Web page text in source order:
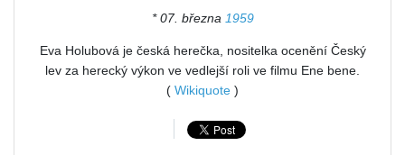
* 07. března 1959
Eva Holubová je česká herečka, nositelka ocenění Český
lev za herecký výkon ve vedlejší roli ve filmu Ene bene.
( Wikiquote )